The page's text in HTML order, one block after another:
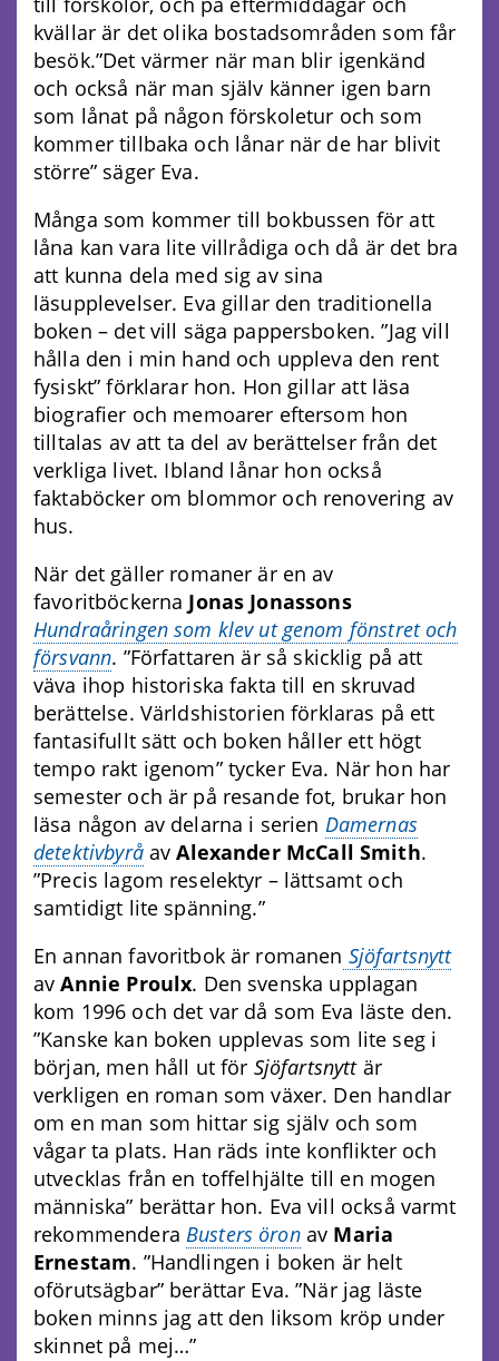
kvällar är det olika bostadsområden som får
besök.”Det värmer när man blir igenkänd
och också när man själv känner igen barn
som lånat på någon förskoletur och som
kommer tillbaka och lånar när de har blivit
större” säger Eva.
Många som kommer till bokbussen för att
låna kan vara lite villrådiga och då är det bra
att kunna dela med sig av sina
läsupplevelser. Eva gillar den traditionella
boken – det vill säga pappersboken. ”Jag vill
hålla den i min hand och uppleva den rent
fysiskt” förklarar hon. Hon gillar att läsa
biografier och memoarer eftersom hon
tilltalas av att ta del av berättelser från det
verkliga livet. Ibland lånar hon också
faktaböcker om blommor och renovering av
hus.
När det gäller romaner är en av
favoritböckerna Jonas Jonassons
Hundraåringen som klev ut genom fönstret och
försvann. ”Författaren är så skicklig på att
väva ihop historiska fakta till en skruvad
berättelse. Världshistorien förklaras på ett
fantasifullt sätt och boken håller ett högt
tempo rakt igenom” tycker Eva. När hon har
semester och är på resande fot, brukar hon
läsa någon av delarna i serien Damernas
detektivbyråavAlexander McCall Smith.
”Precis lagom reselektyr – lättsamt och
samtidigt lite spänning.”
En annan favoritbok är romanen Sjöfartsnytt
avAnnie Proulx. Den svenska upplagan
kom 1996 och det var då som Eva läste den.
”Kanske kan boken upplevas som lite seg i
början, men håll ut för Sjöfartsnytt är
verkligen en roman som växer. Den handlar
om en man som hittar sig själv och som
vågar ta plats. Han räds inte konflikter och
utvecklas från en toffelhjälte till en mogen
människa” berättar hon. Eva vill också varmt
rekommendera Busters öronav Maria
Ernestam. ”Handlingen i boken är helt
oförutsägbar” berättar Eva. ”När jag läste
boken minns jag att den liksom kröp under
skinnet på mej…”